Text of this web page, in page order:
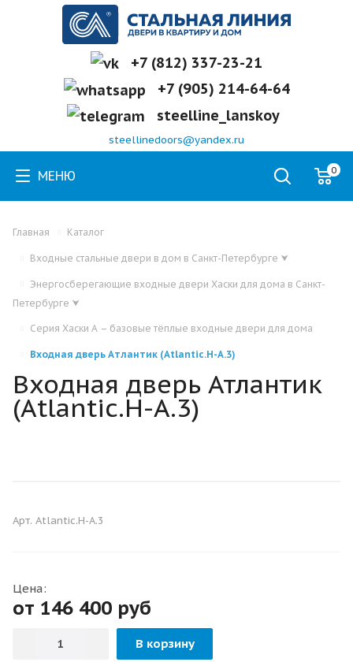
+7 (812) 337-23-21
+7 (905) 214-64-64
steelline_lanskoy
steellinedoors@yandex.ru
МЕНЮ 0
Главная Каталог
Входные стальные двери в дом в Санкт-Петербурге ⮟
Энергосберегающие входные двери Хаски для дома в Санкт-
Петербурге ⮟
Серия Хаски А – базовые тёплые входные двери для дома
Входная дверь Атлантик (Atlantic.H-А.3)
Входная дверь Атлантик
(Atlantic.H-А.3)
ТЁПЛЫЕ ДВЕРИ
Арт. Atlantic.H-А.3
Цена:
от 146 400 руб
В корзину